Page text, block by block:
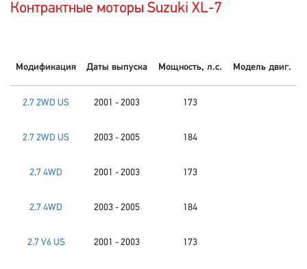
Контрактные моторы Suzuki XL-7
Модификация Даты выпуска Мощность, л.с. Модель двиг.
2.7 2WD US 2001 - 2003 173
2.7 2WD US 2003 - 2005 184
2.7 4WD 2001 - 2003 173
2.7 4WD 2003 - 2005 184
2.7 V6 US 2001 - 2003 173